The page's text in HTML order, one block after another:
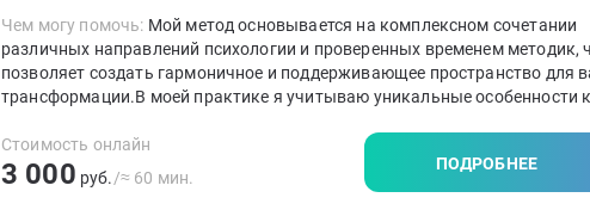
Чем могу помочь: Мой метод основывается на комплексном сочетании
различных направлений психологии и проверенных временем методик,
позволяет создать гармоничное и поддерживающее пространство для
трансформации.В моей практике я учитываю уникальные особенности
Стоимость онлайн
3 000 руб./≈ 60 мин.
ПОДРОБНЕЕ